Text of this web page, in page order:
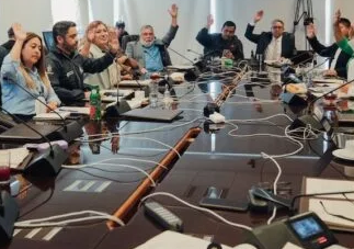
] Diputado Álvaro Jofre alerta por el futuro del Casino
] Concejo Municipal aprueba proyecto para mejorar el
El Boro
ALTO HOSPICIO
] El papa León XIV viajará a Uruguay, Argentina y Perú
INTERNACIONAL